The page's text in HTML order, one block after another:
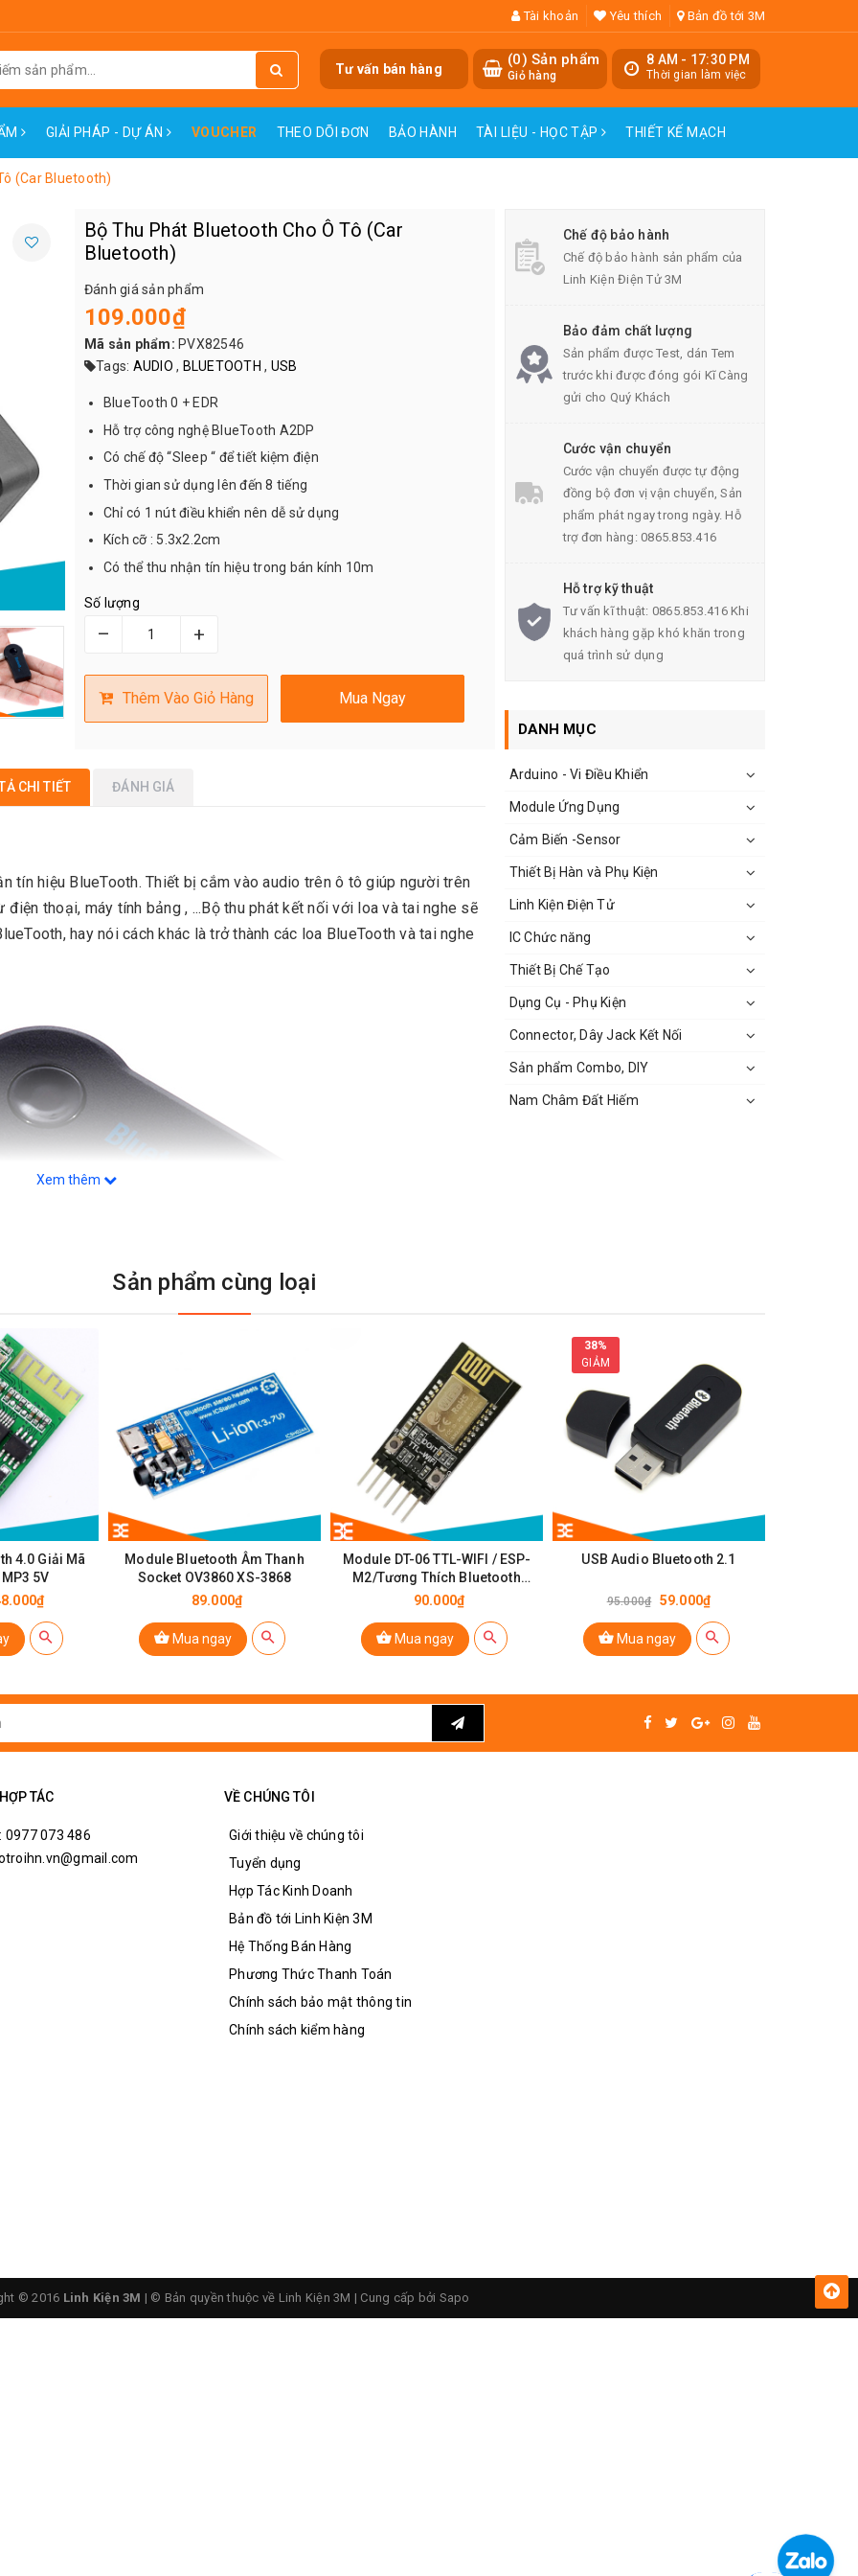
Tài khoản Yêu thích Bản đồ tới 3M
8 AM - 17:30 PM
Thời gian làm việc
(0) Sản phẩm
Giỏ hàng
Tư vấn bán hàng
GIẢI PHÁP - DỰ ÁN VOUCHER THEO DÕI ĐƠN BẢO HÀNH TÀI LIỆU - HỌC TẬP THIẾT KẾ MẠCH
(Car Bluetooth)
Bộ Thu Phát Bluetooth Cho Ô Tô (Car
Bluetooth)
Đánh giá sản phẩm
109.000₫
Mã sản phẩm: PVX82546
Tags: AUDIO , BLUETOOTH , USB
BlueTooth 0 + EDR
Hỗ trợ công nghệ BlueTooth A2DP
Có chế độ “Sleep “ để tiết kiệm điện
Thời gian sử dụng lên đến 8 tiếng
Chỉ có 1 nút điều khiển nên dễ sử dụng
Kích cỡ : 5.3x2.2cm
Có thể thu nhận tín hiệu trong bán kính 10m
Số lượng
– +
Thêm Vào Giỏ Hàng Mua Ngay
CHI TIẾT ĐÁNH GIÁ
tín hiệu BlueTooth. Thiết bị cắm vào audio trên ô tô giúp người trên
thoại, máy tính bảng , ...Bộ thu phát kết nối với loa và tai nghe sẽ
hay nói cách khác là trở thành các loa BlueTooth và tai nghe
Phát Bluetooth Cho Ô Tô
Xem thêm
Chế độ bảo hành
Chế độ bảo hành sản phẩm của
Linh Kiện Điện Tử 3M
Bảo đảm chất lượng
Sản phẩm được Test, dán Tem
trước khi được đóng gói Kĩ Càng
gửi cho Quý Khách
Cước vận chuyển
Cước vận chuyển được tự động
đồng bộ đơn vị vận chuyển, Sản
phẩm phát ngay trong ngày. Hỗ
trợ đơn hàng: 0865.853.416
Hỗ trợ kỹ thuật
Tư vấn kĩ thuật: 0865.853.416 Khi
khách hàng gặp khó khăn trong
quá trình sử dụng
DANH MỤC
Arduino - Vi Điều Khiển
Module Ứng Dụng
Cảm Biến -Sensor
Thiết Bị Hàn và Phụ Kiện
Linh Kiện Điện Tử
IC Chức năng
Thiết Bị Chế Tạo
Dụng Cụ - Phụ Kiện
Connector, Dây Jack Kết Nối
Sản phẩm Combo, DIY
Nam Châm Đất Hiếm
Sản phẩm cùng loại
4.0 Giải Mã
5V
Module Bluetooth Âm Thanh
Socket OV3860 XS-3868
89.000₫
Mua ngay
Module DT-06 TTL-WIFI / ESP-
M2/Tương Thích Bluetooth
HC06
90.000₫
Mua ngay
38%
GIẢM
USB Audio Bluetooth 2.1
95.000₫ 59.000₫
Mua ngay
TÁC
0977 073 486
VỀ CHÚNG TÔI
Giới thiệu về chúng tôi
Tuyển dụng
Hợp Tác Kinh Doanh
Bản đồ tới Linh Kiện 3M
Hệ Thống Bán Hàng
Phương Thức Thanh Toán
Chính sách bảo mật thông tin
Chính sách kiểm hàng
© 2016 Linh Kiện 3M | © Bản quyền thuộc về Linh Kiện 3M | Cung cấp bởi Sapo